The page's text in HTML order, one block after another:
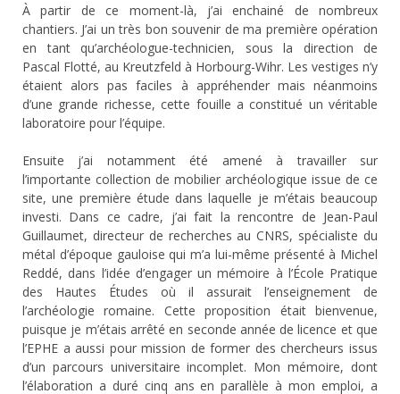
À partir de ce moment-là, j’ai enchainé de nombreux
chantiers. J’ai un très bon souvenir de ma première opération
en tant qu’archéologue-technicien, sous la direction de
Pascal Flotté, au Kreutzfeld à Horbourg-Wihr. Les vestiges n’y
étaient alors pas faciles à appréhender mais néanmoins
d’une grande richesse, cette fouille a constitué un véritable
laboratoire pour l’équipe.
Ensuite j’ai notamment été amené à travailler sur
l’importante collection de mobilier archéologique issue de ce
site, une première étude dans laquelle je m’étais beaucoup
investi. Dans ce cadre, j’ai fait la rencontre de Jean-Paul
Guillaumet, directeur de recherches au CNRS, spécialiste du
métal d’époque gauloise qui m’a lui-même présenté à Michel
Reddé, dans l’idée d’engager un mémoire à l’École Pratique
des Hautes Études où il assurait l’enseignement de
l’archéologie romaine. Cette proposition était bienvenue,
puisque je m’étais arrêté en seconde année de licence et que
l’EPHE a aussi pour mission de former des chercheurs issus
d’un parcours universitaire incomplet. Mon mémoire, dont
l’élaboration a duré cinq ans en parallèle à mon emploi, a